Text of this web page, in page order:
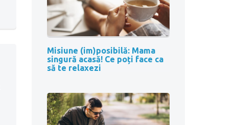
Misiune (im)posibilă: Mama
singură acasă! Ce poți face ca
să te relaxezi